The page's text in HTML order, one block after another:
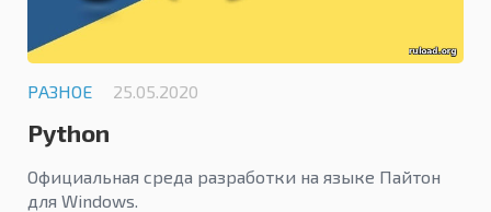
РАЗНОЕ 25.05.2020
Python
Официальная среда разработки на языке Пайтон
для Windows.